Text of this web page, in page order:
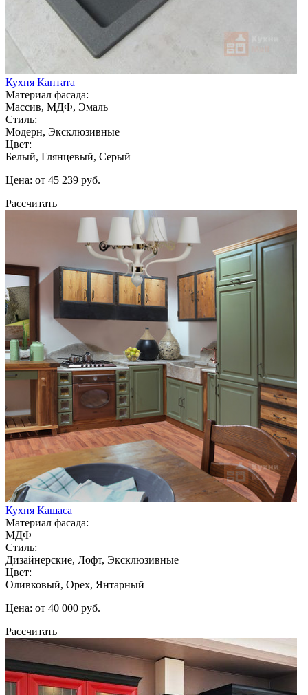
Кухня Кантата
Материал фасада:
Массив, МДФ, Эмаль
Стиль:
Модерн, Эксклюзивные
Цвет:
Белый, Глянцевый, Серый
Цена: от 45 239 руб.
Рассчитать
Кухня Кашаса
Материал фасада:
МДФ
Стиль:
Дизайнерские, Лофт, Эксклюзивные
Цвет:
Оливковый, Орех, Янтарный
Цена: от 40 000 руб.
Рассчитать